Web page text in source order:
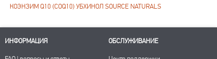
КОЭНЗИМ Q10 (COQ10) УБХИНОЛ SOURCE NATURALS
ИНФОРМАЦИЯ ОБСЛУЖИВАНИЕ